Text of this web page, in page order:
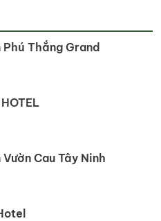
Thắng Grand
Cau Tây Ninh